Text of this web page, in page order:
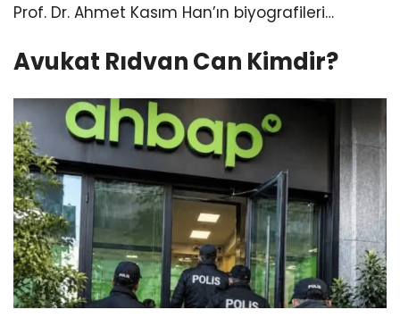
Prof. Dr. Ahmet Kasım Han’ın biyografileri…
Avukat Rıdvan Can Kimdir?